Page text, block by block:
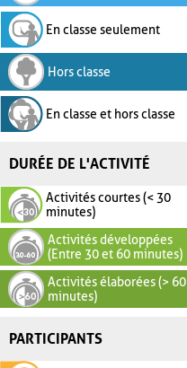
En classe seulement
Hors classe
En classe et hors classe
DURÉE DE L'ACTIVITÉ
Activités courtes (< 30
minutes)
Activités développées
(Entre 30 et 60 minutes)
Activités élaborées (> 60
minutes)
PARTICIPANTS